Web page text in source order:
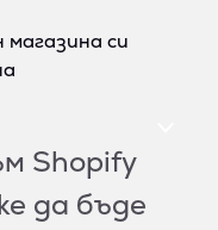
си
Shopify
да бъде